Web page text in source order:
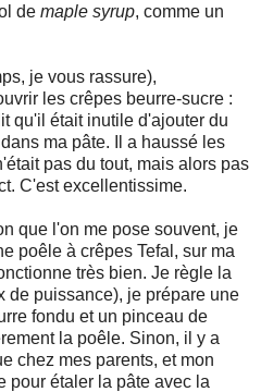
de maple syrup, comme un
je vous rassure),
les crêpes beurre-sucre :
qu'il était inutile d'ajouter du
ma pâte. Il a haussé les
pas du tout, mais alors pas
C'est excellentissime.
que l'on me pose souvent, je
poêle à crêpes Tefal, sur ma
très bien. Je règle la
de puissance), je prépare une
fondu et un pinceau de
la poêle. Sinon, il y a
chez mes parents, et mon
pour étaler la pâte avec la